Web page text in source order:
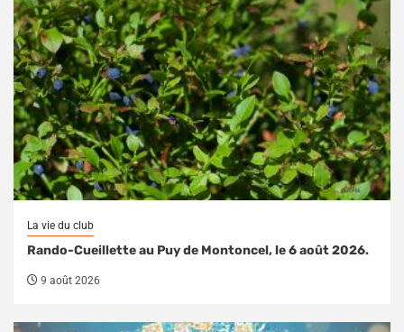
La vie du club
Rando-Cueillette au Puy de Montoncel, le 6 août 2026.
9 août 2026